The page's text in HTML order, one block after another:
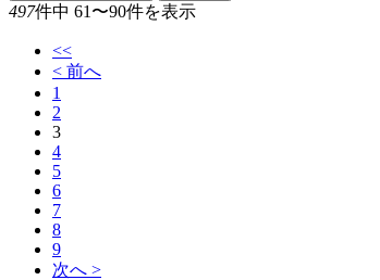
497件中 61〜90件を表示
<<
< 前へ
1
2
3
4
5
6
7
8
9
次へ >